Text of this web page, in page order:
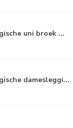
uni broek ...
damesleggi...